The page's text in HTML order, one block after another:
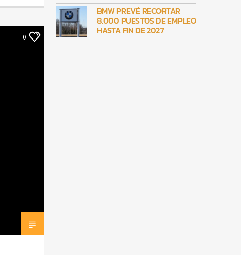
0
BMW PREVÉ RECORTAR
8.000 PUESTOS DE EMPLEO
HASTA FIN DE 2027